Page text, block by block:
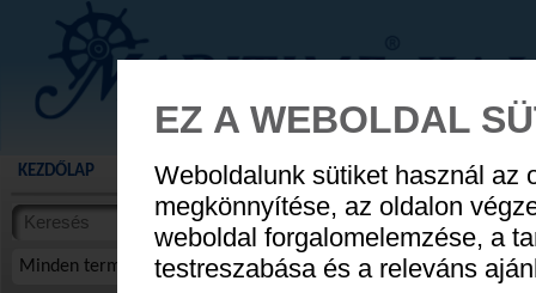
AUGUSZTUS
KEZDŐLAP AKCIÓS TERMÉKEK WEBÁRUHÁZ HÍREK
Minden termék
termékekben
cikkekben
EZ A WEBOLDAL
Weboldalunk sütiket használ az
megkönnyítése, az oldalon
weboldal forgalomelemzése, a
testreszabása és a releváns